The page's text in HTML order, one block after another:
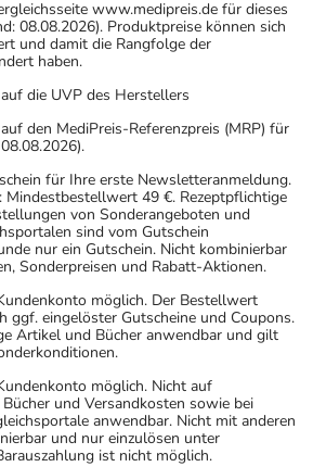
www.medipreis.de für dieses
08.08.2026). Produktpreise können sich
und damit die Rangfolge der
haben.
die UVP des Herstellers
den MediPreis-Referenzpreis (MRP) für
für Ihre erste Newsletteranmeldung.
Mindestbestellwert 49 €. Rezeptpflichtige
von Sonderangeboten und
sind vom Gutschein
nur ein Gutschein. Nicht kombinierbar
Sonderpreisen und Rabatt-Aktionen.
möglich. Der Bestellwert
ggf. eingelöster Gutscheine und Coupons.
Artikel und Bücher anwendbar und gilt
möglich. Nicht auf
und Versandkosten sowie bei
anwendbar. Nicht mit anderen
und nur einzulösen unter
ist nicht möglich.